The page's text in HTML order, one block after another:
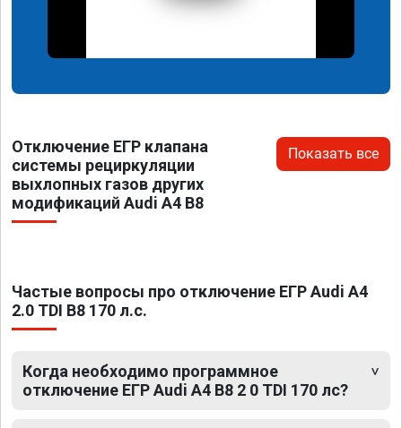
Отключение ЕГР клапана
системы рециркуляции
выхлопных газов других
модификаций Audi A4 B8
Показать все
Частые вопросы про отключение ЕГР Audi A4
2.0 TDI B8 170 л.с.
Когда необходимо программное
отключение ЕГР Audi A4 B8 2 0 TDI 170 лс?